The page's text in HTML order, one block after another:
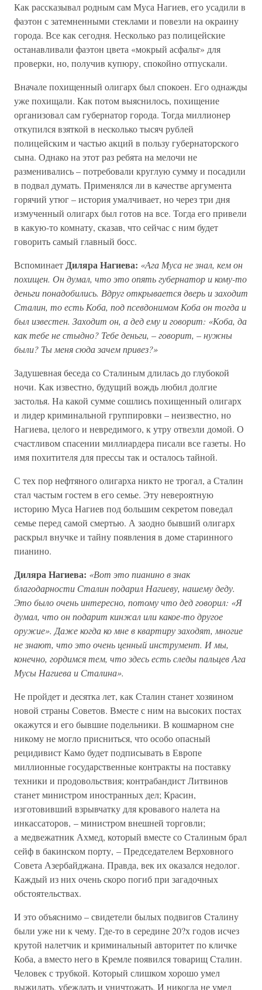
Как рассказывал родным сам Муса Нагиев, его усадили в
фаэтон с затемненными стеклами и повезли на окраину
города. Все как сегодня. Несколько раз полицейские
останавливали фаэтон цвета «мокрый асфальт» для
проверки, но, получив купюру, спокойно отпускали.
Вначале похищенный олигарх был спокоен. Его однажды
уже похищали. Как потом выяснилось, похищение
организовал сам губернатор города. Тогда миллионер
откупился взяткой в несколько тысяч рублей
полицейским и частью акций в пользу губернаторского
сына. Однако на этот раз ребята на мелочи не
разменивались – потребовали круглую сумму и посадили
в подвал думать. Применялся ли в качестве аргумента
горячий утюг – история умалчивает, но через три дня
измученный олигарх был готов на все. Тогда его привели
в какую-то комнату, сказав, что сейчас с ним будет
говорить самый главный босс.
ВспоминаетДиляра Нагиева: «Ага Муса не знал, кем он
похищен. Он думал, что это опять губернатор и кому-то
деньги понадобились. Вдруг открывается дверь и заходит
Сталин, то есть Коба, под псевдонимом Коба он тогда и
был известен. Заходит он, а дед ему и говорит: «Коба, да
как тебе не стыдно? Тебе деньги, –говорит, –нужны
были? Ты меня сюда зачем привез?»
Задушевная беседа со Сталиным длилась до глубокой
ночи. Как известно, будущий вождь любил долгие
застолья. На какой сумме сошлись похищенный олигарх
и лидер криминальной группировки – неизвестно, но
Нагиева, целого и невредимого, к утру отвезли домой. О
счастливом спасении миллиардера писали все газеты. Но
имя похитителя для прессы так и осталось тайной.
С тех пор нефтяного олигарха никто не трогал, а Сталин
стал частым гостем в его семье. Эту невероятную
историю Муса Нагиев под большим секретом поведал
семье перед самой смертью. А заодно бывший олигарх
раскрыл внучке и тайну появления в доме старинного
пианино.
Диляра Нагиева: «Вот это пианино в знак
благодарности Сталин подарил Нагиеву, нашему деду.
Это было очень интересно, потому что дед говорил: «Я
думал, что он подарит кинжал или какое-то другое
оружие». Даже когда ко мне в квартиру заходят, многие
не знают, что это очень ценный инструмент. И мы,
конечно, гордимся тем, что здесь есть следы пальцев Ага
Мусы Нагиева и Сталина».
Не пройдет и десятка лет, как Сталин станет хозяином
новой страны Советов. Вместе с ним на высоких постах
окажутся и его бывшие подельники. В кошмарном сне
никому не могло присниться, что особо опасный
рецидивист Камо будет подписывать в Европе
миллионные государственные контракты на поставку
техники и продовольствия; контрабандист Литвинов
станет министром иностранных дел; Красин,
изготовивший взрывчатку для кровавого налета на
инкассаторов, – министром внешней торговли;
а медвежатник Ахмед, который вместе со Сталиным брал
сейф в бакинском порту, – Председателем Верховного
Совета Азербайджана. Правда, век их оказался недолог.
Каждый из них очень скоро погиб при загадочных
обстоятельствах.
И это объяснимо – свидетели былых подвигов Сталину
были уже ни к чему. Где-то в середине 20?х годов исчез
крутой налетчик и криминальный авторитет по кличке
Коба, а вместо него в Кремле появился товарищ Сталин.
Человек с трубкой. Который слишком хорошо умел
выжидать, убеждать и уничтожать. И никогда не умел